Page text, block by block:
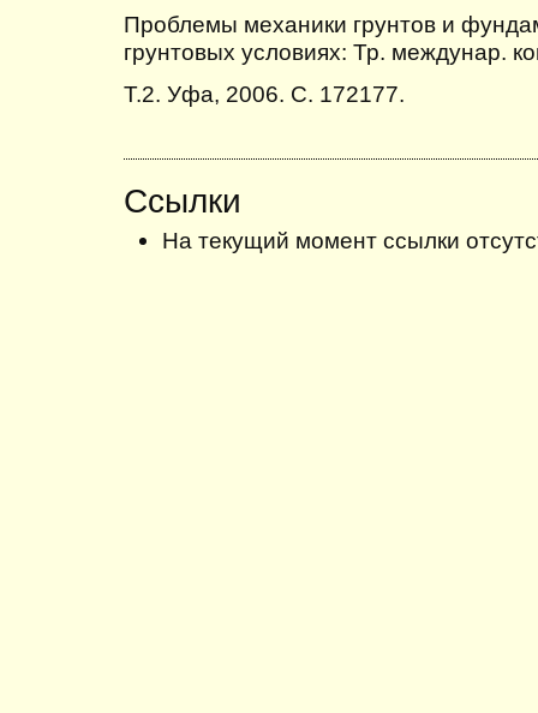
Проблемы механики грунтов и
грунтовых условиях: Тр. междунар.
Т.2. Уфа, 2006. С. 172177.
Ссылки
На текущий момент ссылки